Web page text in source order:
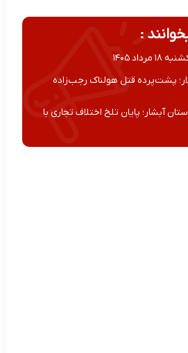
:
۱۴۰۵
پشت‌پرده قتل هولناک رجب‌زاده
آبشار؛ پایان تلخ اختلاف تجاری با